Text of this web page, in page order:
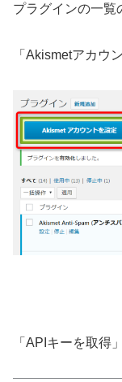
プラグインの一覧
「 Akismetアカウ
「 API キーを取得